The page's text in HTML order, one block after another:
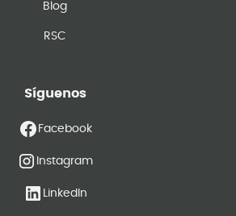
Blog
RSC
Síguenos
Facebook
Instagram
LinkedIn